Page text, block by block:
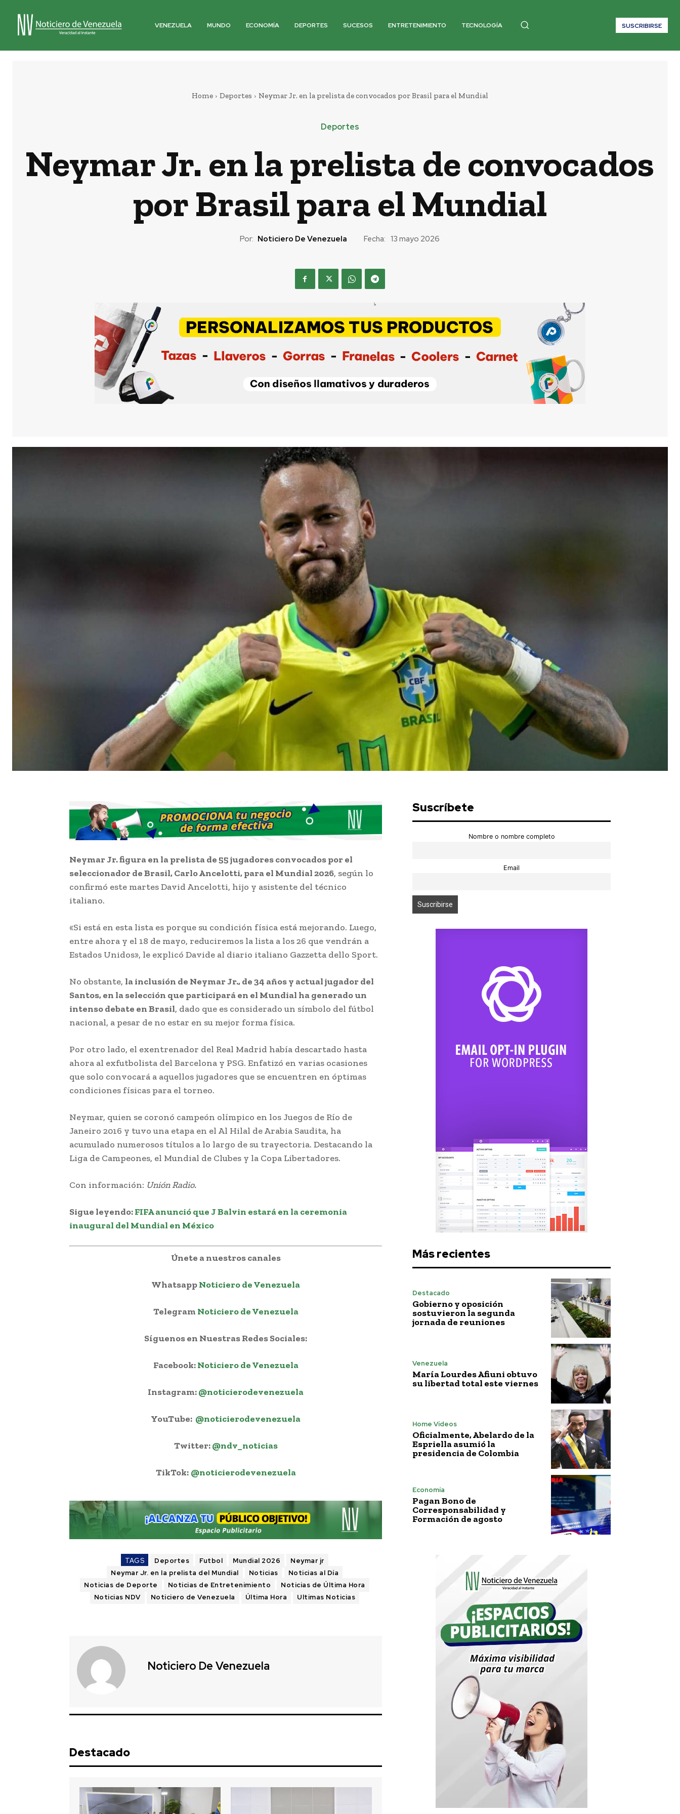
VENEZUELA MUNDO ECONOMÍA DEPORTES SUCESOS ENTRETENIMIENTO TECNOLOGÍA SUSCRIBIRSE
Home Deportes Neymar Jr. en la prelista de convocados por Brasil para el Mundial
Deportes
Neymar Jr. en la prelista de convocados
por Brasil para el Mundial
Por: Noticiero De Venezuela Fecha: 13 mayo 2026
Neymar Jr. figura en la prelista de 55 jugadores convocados por el
seleccionador de Brasil, Carlo Ancelotti, para el Mundial 2026, según lo
confirmó este martes David Ancelotti, hijo y asistente del técnico
italiano.
«Si está en esta lista es porque su condición física está mejorando. Luego,
entre ahora y el 18 de mayo, reduciremos la lista a los 26 que vendrán a
Estados Unidos», le explicó Davide al diario italiano Gazzetta dello Sport.
No obstante, la inclusión de Neymar Jr., de 34 años y actual jugador del
Santos, en la selección que participará en el Mundial ha generado un
intenso debate en Brasil, dado que es considerado un símbolo del fútbol
nacional, a pesar de no estar en su mejor forma física.
Por otro lado, el exentrenador del Real Madrid había descartado hasta
ahora al exfutbolista del Barcelona y PSG. Enfatizó en varias ocasiones
que solo convocará a aquellos jugadores que se encuentren en óptimas
condiciones físicas para el torneo.
Neymar, quien se coronó campeón olímpico en los Juegos de Río de
Janeiro 2016 y tuvo una etapa en el Al Hilal de Arabia Saudita, ha
acumulado numerosos títulos a lo largo de su trayectoria. Destacando la
Liga de Campeones, el Mundial de Clubes y la Copa Libertadores.
Con información: Unión Radio.
Sigue leyendo:FIFA anunció que J Balvin estará en la ceremonia
inaugural del Mundial en México
Únete a nuestros canales
WhatsappNoticiero de Venezuela
Telegram Noticiero de Venezuela
Síguenos en Nuestras Redes Sociales:
Facebook:Noticiero de Venezuela
Instagram:@noticierodevenezuela
YouTube: @noticierodevenezuela
Twitter:@ndv_noticias
TikTok: @noticierodevenezuela
TAGS Deportes Futbol Mundial 2026
Neymar jr
Neymar Jr. en la prelista del Mundial
Noticias
Noticias al Día
Noticias de Deporte
Noticias de Entretenimiento
Noticias de Última Hora
Noticias NDV
Noticiero de Venezuela Última Hora Ultimas Noticias
Noticiero De Venezuela
Destacado
Suscríbete
Nombre o nombre completo
Email
Más recientes
Destacado
Gobierno y oposición
sostuvieron la segunda
jornada de reuniones
Venezuela
María Lourdes Afiuni obtuvo
su libertad total este viernes
Home Vídeos
Oficialmente, Abelardo de la
Espriella asumió la
presidencia de Colombia
Economía
Pagan Bono de
Corresponsabilidad y
Formación de agosto